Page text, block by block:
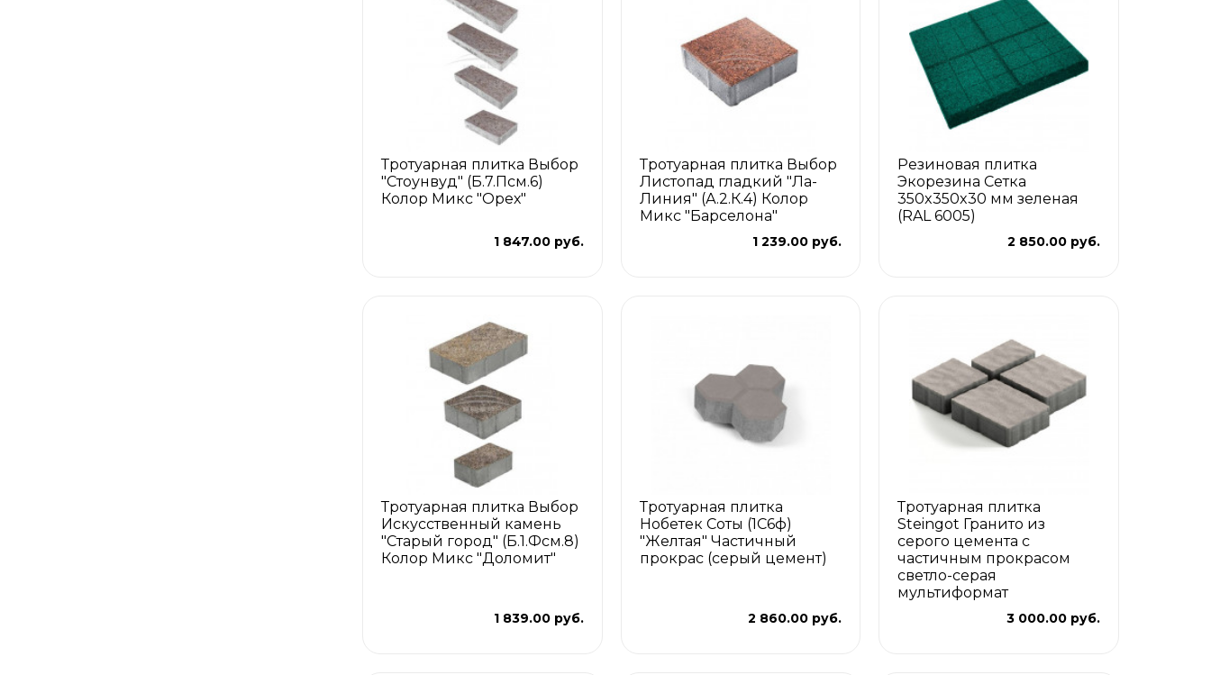
Тротуарная плитка Выбор
"Стоунвуд" (Б.7.Псм.6)
Колор Микс "Орех"
1 847.00 руб.
Тротуарная плитка Выбор
Листопад гладкий "Ла-
Линия" (А.2.К.4) Колор
Микс "Барселона"
1 239.00 руб.
Резиновая плитка
Экорезина Сетка
350x350x30 мм зеленая
(RAL 6005)
2 850.00 руб.
Тротуарная плитка Выбор
Искусственный камень
"Старый город" (Б.1.Фсм.8)
Колор Микс "Доломит"
1 839.00 руб.
Тротуарная плитка
Нобетек Соты (1С6ф)
"Желтая" Частичный
прокрас (серый цемент)
2 860.00 руб.
Тротуарная плитка
Steingot Гранито из
серого цемента с
частичным прокрасом
светло-серая
мультиформат
3 000.00 руб.